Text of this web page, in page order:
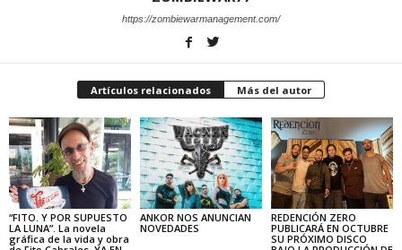
https://zombiewarmanagement.com/
Artículos relacionados Más del autor
“FITO. Y POR SUPUESTO
LA LUNA”. La novela
gráfica de la vida y obra
ANKOR NOS ANUNCIAN
NOVEDADES
REDENCIÓN ZERO
PUBLICARÁ EN OCTUBRE
SU PRÓXIMO DISCO